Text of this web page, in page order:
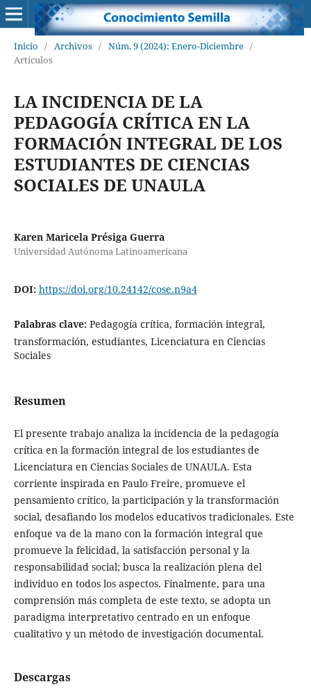
Inicio / Archivos / Núm. 9 (2024): Enero-Diciembre /
Artículos
LA INCIDENCIA DE LA
PEDAGOGÍA CRÍTICA EN LA
FORMACIÓN INTEGRAL DE LOS
ESTUDIANTES DE CIENCIAS
SOCIALES DE UNAULA
Karen Maricela Présiga Guerra
Universidad Autónoma Latinoamericana
DOI: https://doi.org/10.24142/cose.n9a4
Palabras clave: Pedagogía crítica, formación integral,
transformación, estudiantes, Licenciatura en Ciencias
Sociales
Resumen
El presente trabajo analiza la incidencia de la pedagogía
crítica en la formación integral de los estudiantes de
Licenciatura en Ciencias Sociales de UNAULA. Esta
corriente inspirada en Paulo Freire, promueve el
pensamiento crítico, la participación y la transformación
social, desafiando los modelos educativos tradicionales. Este
enfoque va de la mano con la formación integral que
promueve la felicidad, la satisfacción personal y la
responsabilidad social; busca la realización plena del
individuo en todos los aspectos. Finalmente, para una
comprensión más completa de este texto, se adopta un
paradigma interpretativo centrado en un enfoque
cualitativo y un método de investigación documental.
Descargas